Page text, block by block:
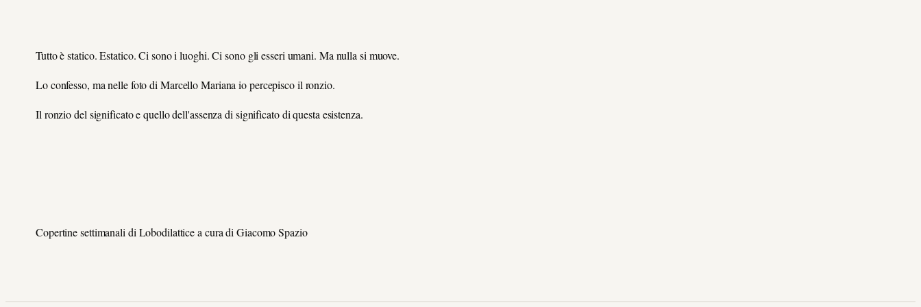
Tutto è statico. Estatico. Ci sono i luoghi. Ci sono gli esseri umani. Ma nulla si muove.
Lo confesso, ma nelle foto di Marcello Mariana io percepisco il ronzio.
Il ronzio del significato e quello dell'assenza di significato di questa esistenza.
Copertine settimanali di Lobodilattice a cura di Giacomo Spazio